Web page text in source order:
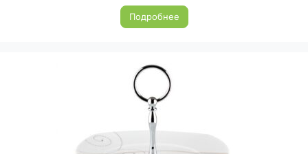
Подробнее